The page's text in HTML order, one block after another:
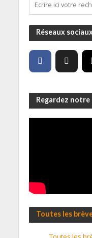
Réseaux
Regardez
Toutes les